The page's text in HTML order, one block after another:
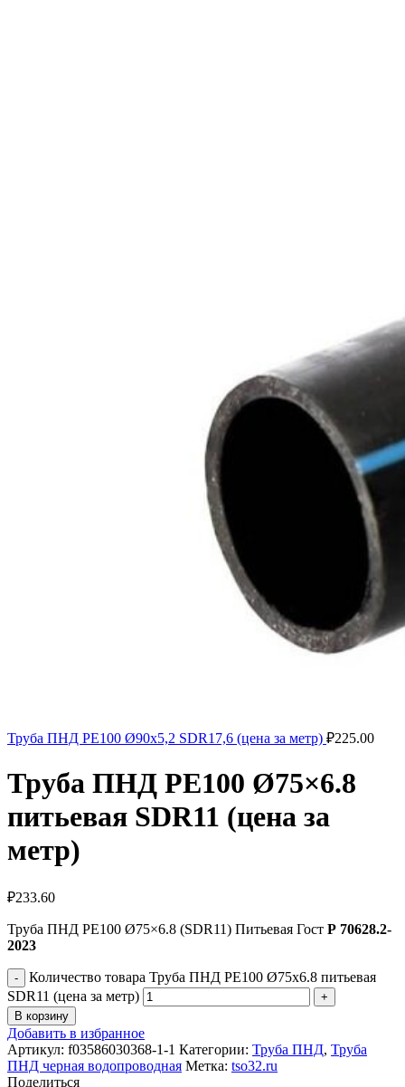
Труба ПНД РЕ100 Ø90x5,2 SDR17,6 (цена за метр) ₽225.00
Труба ПНД РЕ100 Ø75×6.8
питьевая SDR11 (цена за
метр)
₽233.60
Труба ПНД РЕ100 Ø75×6.8 (SDR11) Питьевая Гост Р 70628.2-
2023
Количество товара Труба ПНД РЕ100 Ø75x6.8 питьевая
SDR11 (цена за метр)
В корзину
Добавить в избранное
Артикул: f03586030368-1-1 Категории: Труба ПНД, Труба
ПНД черная водопроводная Метка: tso32.ru
Поделиться